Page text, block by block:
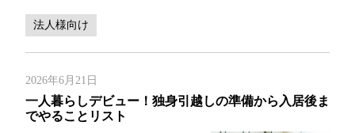
法人様向け
2026年6月21日
一人暮らしデビュー！独身引越しの準備から入居後ま
でやることリスト